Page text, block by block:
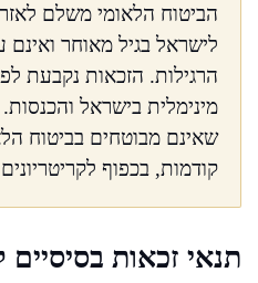
הביטוח הלאומי משלם
לישראל בגיל מאוחר ואינם
הרגילות. הזכאות נקבעת
מינימלית בישראל
שאינם מבוטחים בביטוח
קודמות, בכפוף
תנאי זכאות